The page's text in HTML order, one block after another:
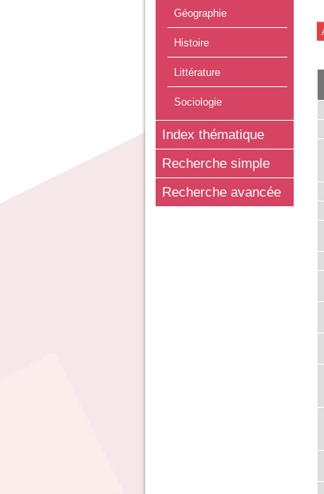
Géographie
Histoire
Littérature
Sociologie
Index thématique
Recherche simple
Recherche avancée